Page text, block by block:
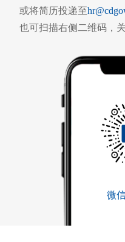
或将简历投递至
也可扫描右侧二维码，
微